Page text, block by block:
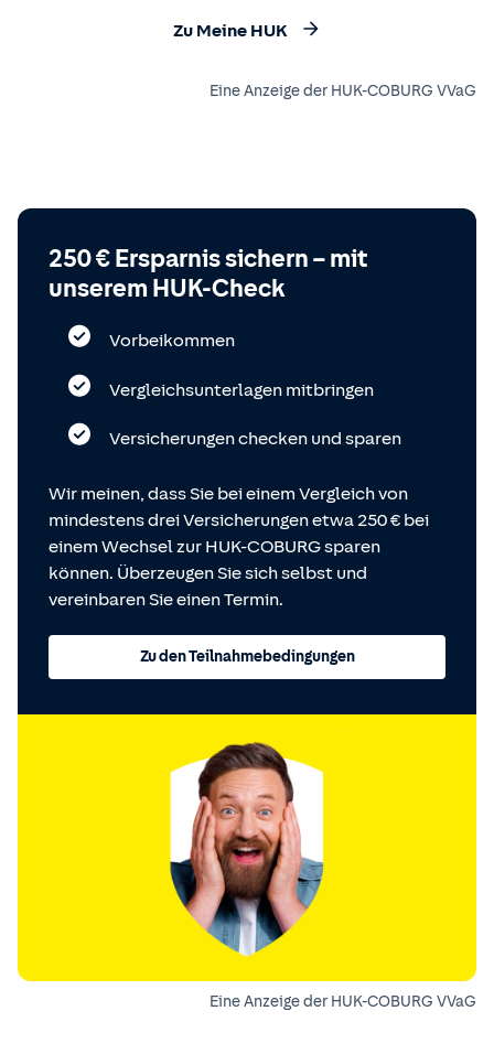
Zu Meine HUK
Eine Anzeige der HUK-COBURG VVaG
250 € Ersparnis sichern – mit
unserem HUK-Check
Vorbeikommen
Vergleichsunterlagen mitbringen
Versicherungen checken und sparen
Wir meinen, dass Sie bei einem Vergleich von
mindestens drei Versicherungen etwa 250 € bei
einem Wechsel zur HUK-COBURG sparen
können. Überzeugen Sie sich selbst und
vereinbaren Sie einen Termin.
Zu den Teilnahmebedingungen
Eine Anzeige der HUK-COBURG VVaG